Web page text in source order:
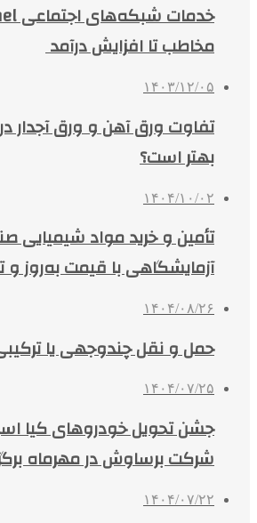
مخاطب تا افزایش درآمد
۱۴۰۳/۱۲/۰۵
تفاوت ورق آهن و ورق آجدار
بهتر است؟
۱۴۰۴/۱۰/۰۲
تأمین و خرید مواد شیمیایی
آزمایشگاهی با قیمت به‌روز
۱۴۰۴/۰۸/۲۶
حمل و نقل چندوجهی یا
۱۴۰۴/۰۷/۲۵
جشن تحویل خودروهای کیا
شرکت برساوش در مهرماه
۱۴۰۴/۰۷/۲۲